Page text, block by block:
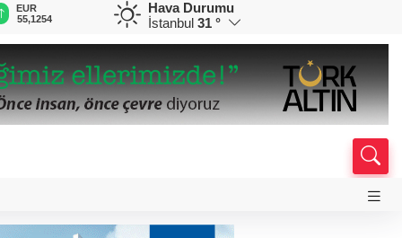
GBP
64,3468
CHF
59,0083
CAD
34,1883
Hava Durumu
İstanbul 31 °